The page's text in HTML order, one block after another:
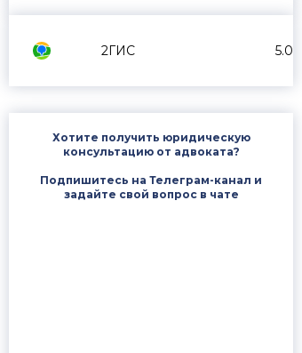
2ГИС 5.0
Хотите получить юридическую
консультацию от адвоката?
Подпишитесь на Телеграм-канал и
задайте свой вопрос в чате